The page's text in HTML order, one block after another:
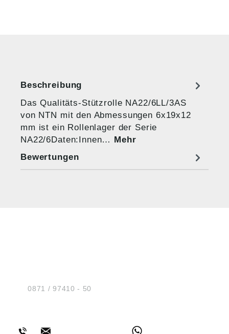
Beschreibung
Das Qualitäts-Stützrolle NA22/6LL/3AS
von NTN mit den Abmessungen 6x19x12
mm ist ein Rollenlager der Serie
NA22/6Daten:Innen… Mehr
Bewertungen
Tel.:0871 / 97410 - 50